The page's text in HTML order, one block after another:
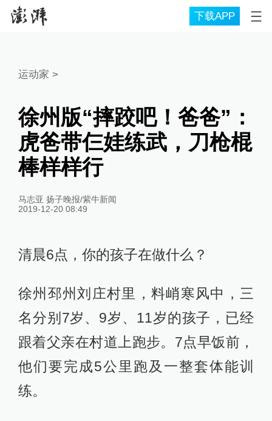
下载APP
运动家 >
徐州版“摔跤吧！爸爸”：
虎爸带仨娃练武，刀枪棍
棒样样行
马志亚 扬子晚报/紫牛新闻
2019-12-20 08:49
清晨6点，你的孩子在做什么？
徐州邳州刘庄村里，料峭寒风中，三
名分别7岁、9岁、11岁的孩子，已经
跟着父亲在村道上跑步。7点早饭前，
他们要完成5公里跑及一整套体能训
练。